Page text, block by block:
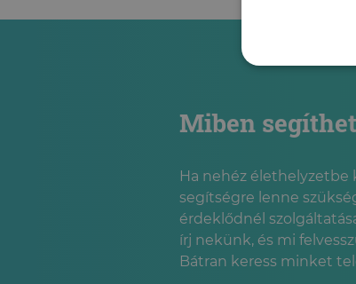
Miben
Ha nehéz élethelyzetbe
segítségre lenne
érdeklődnél
írj nekünk, és mi
Bátran keress minket